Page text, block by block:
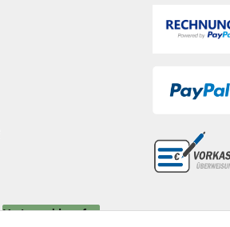
Vertrag widerrufen